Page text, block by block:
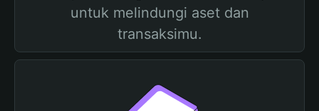
untuk melindungi aset dan
transaksimu.